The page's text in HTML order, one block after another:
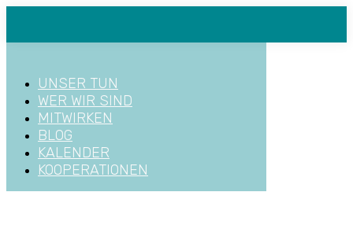
springen
UNSER TUN
WER WIR SIND
MITWIRKEN
BLOG
KALENDER
KOOPERATIONEN